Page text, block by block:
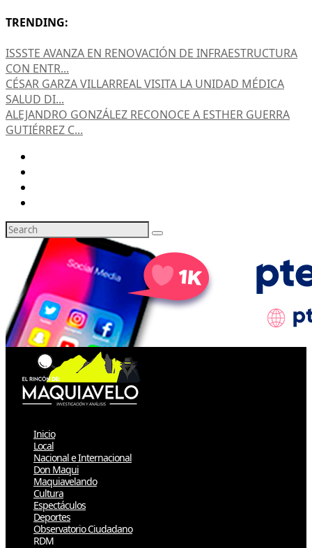
TRENDING:
ISSSTE AVANZA EN RENOVACIÓN DE INFRAESTRUCTURA
CON ENTR...
CÉSAR GARZA VILLARREAL VISITA LA UNIDAD MÉDICA
SALUD DI...
ALEJANDRO GONZÁLEZ RECONOCE A ESTHER GUERRA
GUTIÉRREZ C...
Inicio
Local
Nacional e Internacional
Don Maqui
Maquiavelando
Cultura
Espectáculos
Deportes
Observatorio Ciudadano
RDM